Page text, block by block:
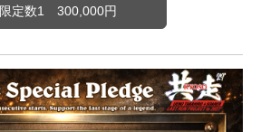
限定数1 300,000円